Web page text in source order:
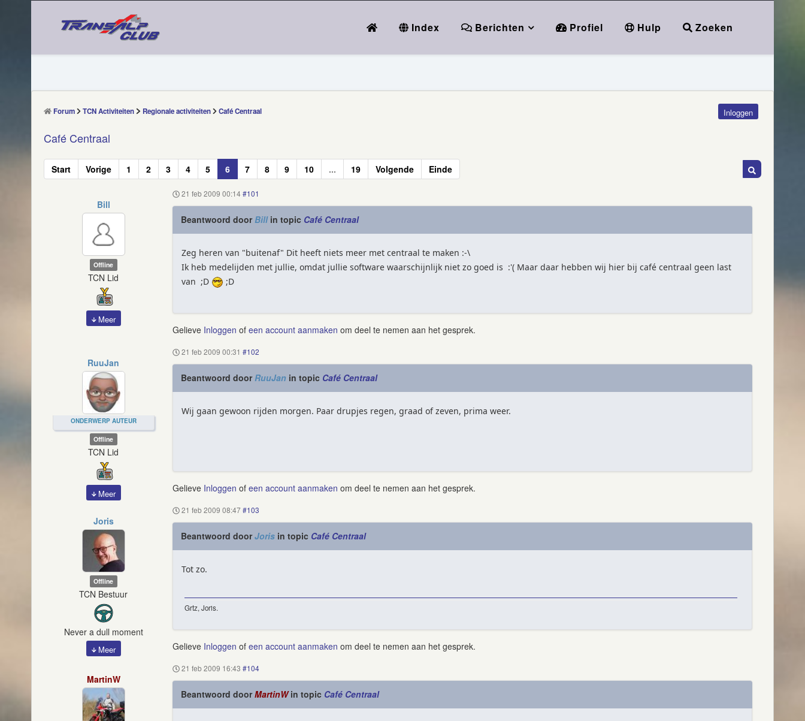
Index Berichten Profiel Hulp Zoeken
Inloggen
Forum TCN Activiteiten Regionale activiteiten Café Centraal
Café Centraal
Start Vorige 1 2 3 4 5 6 7 8 9 10 ... 19 Volgende Einde
Bill
Offline
TCN Lid
Meer
21 feb 2009 00:14 #101
Beantwoord doorBillin topic Café Centraal
Zeg heren van "buitenaf" Dit heeft niets meer met centraal te maken :-\
Ik heb medelijden met jullie, omdat jullie software waarschijnlijk niet zo goed is :'( Maar daar hebben wij hier bij café centraal geen last
van ;D
;D
Gelieve Inloggen of een account aanmaken om deel te nemen aan het gesprek.
RuuJan
ONDERWERP AUTEUR
Offline
TCN Lid
Meer
21 feb 2009 00:31 #102
Beantwoord doorRuuJan in topic Café Centraal
Wij gaan gewoon rijden morgen. Paar drupjes regen, graad of zeven, prima weer.
Gelieve Inloggen of een account aanmaken om deel te nemen aan het gesprek.
Joris
Offline
TCN Bestuur
Never a dull moment
Meer
21 feb 2009 08:47 #103
Beantwoord doorJorisin topic Café Centraal
Tot zo.
Grtz, Joris.
Gelieve Inloggen of een account aanmaken om deel te nemen aan het gesprek.
MartinW
21 feb 2009 16:43 #104
Beantwoord doorMartinWin topic Café Centraal